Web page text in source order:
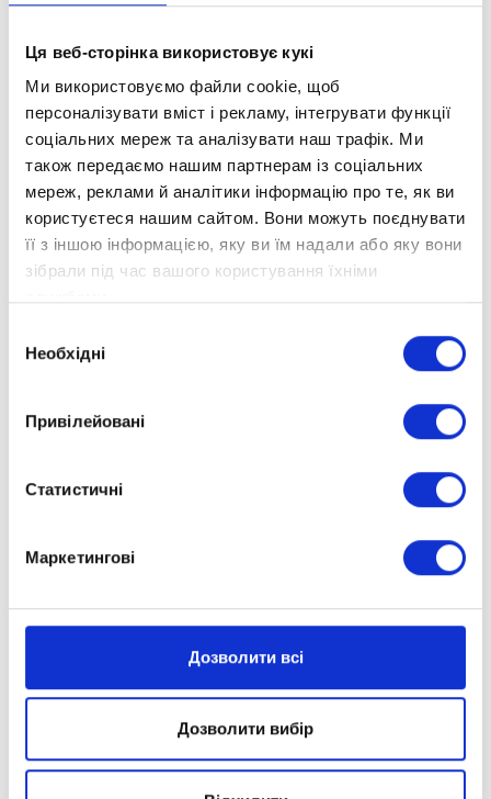
Ця веб-сторінка використовує кукі
Ми використовуємо файли cookie, щоб
персоналізувати вміст і рекламу, інтегрувати функції
соціальних мереж та аналізувати наш трафік. Ми
також передаємо нашим партнерам із соціальних
мереж, реклами й аналітики інформацію про те, як ви
користуєтеся нашим сайтом. Вони можуть поєднувати
її з іншою інформацією, яку ви їм надали або яку вони
зібрали під час вашого користування їхніми
згоди
Необхідні
Привілейовані
Статистичні
Маркетингові
Дозволити всі
Дозволити вибір